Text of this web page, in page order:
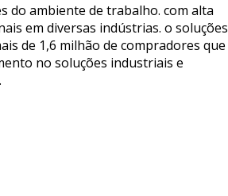
ambiente de trabalho. com alta
em diversas indústrias. o soluções
de 1,6 milhão de compradores que
no soluções industriais e